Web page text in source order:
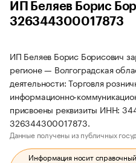
ИП Беляев Борис
326344300017873
ИП Беляев Борис Борисович
регионе — Волгоградская
деятельности: Торговля
информационно-
присвоены реквизиты ИНН:
326344300017873.
Данные получены из публичных
Информация носит